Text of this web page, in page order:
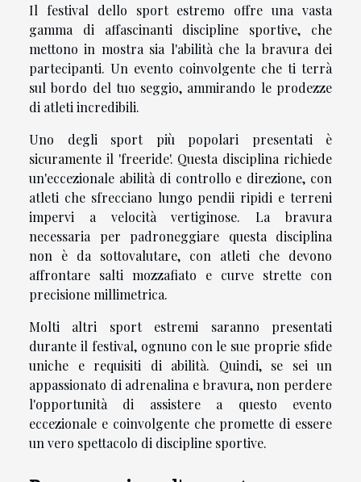
Il festival dello sport estremo offre una vasta
gamma di affascinanti discipline sportive, che
mettono in mostra sia l'abilità che la bravura dei
partecipanti. Un evento coinvolgente che ti terrà
sul bordo del tuo seggio, ammirando le prodezze
di atleti incredibili.
Uno degli sport più popolari presentati è
sicuramente il 'freeride'. Questa disciplina richiede
un'eccezionale abilità di controllo e direzione, con
atleti che sfrecciano lungo pendii ripidi e terreni
impervi a velocità vertiginose. La bravura
necessaria per padroneggiare questa disciplina
non è da sottovalutare, con atleti che devono
affrontare salti mozzafiato e curve strette con
precisione millimetrica.
Molti altri sport estremi saranno presentati
durante il festival, ognuno con le sue proprie sfide
uniche e requisiti di abilità. Quindi, se sei un
appassionato di adrenalina e bravura, non perdere
l'opportunità di assistere a questo evento
eccezionale e coinvolgente che promette di essere
un vero spettacolo di discipline sportive.